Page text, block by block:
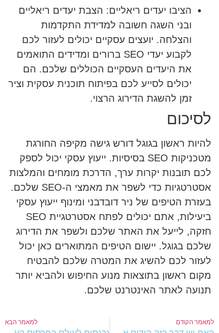
הציבו יעדים ריאליים:הצבת יעדים ריאליים
ובני השגה חשובה למדידת התקדמות
והצלחה. יועצים עסקיים יכולים לעזור לכם
לקבוע יעדי SEO ברורים ומדידים התואמים
את היעדים העסקיים הכוללים שלכם. הם
יכולים לסייע לכם בפיתוח תוכנית עסקית וציר
זמן להשגת הדירוג הרצוי.
לסיכום
להיות ראשון בגוגל דורש גישה מקיפה החורגת
מטכניקות SEO בסיסיות. ייעוץ עסקי יכול לספק
לכם תובנות יקרות ערך, הדרכת מומחים והמלצות
אסטרטגיות כדי לשפר את מאמצי ה-SEO שלכם.
בעזרת הטיפים של ניר דובדבני ומינוף ייעוץ עסקי
ביעילות, אתם יכולים לפתח אסטרטגיית SEO
חזקה, לייעל את האתר שלכם ולשפר את הדירוג
שלכם בגוגל. יישום הטיפים המתוארים כאן יכול
לעזור לכם להשיג את המטרה שלכם להבטיח
מקום ראשון בתוצאות מנוע החיפוש ולהביא יותר
תנועה לאתר האינטרנט שלכם.
הקודם למאמר הבא